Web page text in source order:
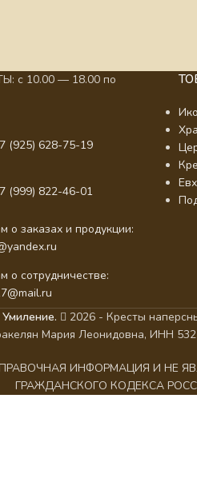
с 10.00 — 18.00 по
(925) 628-75-19
(999) 822-46-01
о заказах и продукции:
о сотрудничестве:
2026 - Кресты
Мария Леонидовна, ИНН
ИНФОРМАЦИЯ И НЕ
ГРАЖДАНСКОГО КОДЕКСА